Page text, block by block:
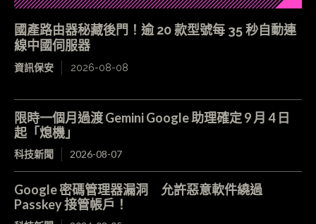
國產路由器秘藏後門！逾 20 款型號每 35 秒自動連
線中國伺服器
資訊保安 2026-08-08
限時一個月過渡 Gemini Google 助理確定 9 月 4 日
起「熄機」
科技新聞 2026-08-07
Google 密碼管理器漏洞 允許惡意軟件繞過
Passkey 接管帳戶！